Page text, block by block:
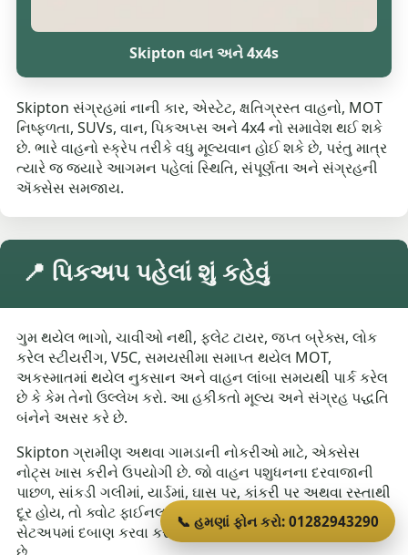
Skipton વાન અને 4x4s
Skipton સંગ્રહમાં નાની કાર, એસ્ટેટ, ક્ષતિગ્રસ્ત વાહનો, MOT
નિષ્ફળતા, SUVs, વાન, પિકઅપ્સ અને 4x4 નો સમાવેશ થઈ શકે
છે. ભારે વાહનો સ્ક્રેપ તરીકે વધુ મૂલ્યવાન હોઈ શકે છે, પરંતુ માત્ર
ત્યારે જ જ્યારે આગમન પહેલાં સ્થિતિ, સંપૂર્ણતા અને સંગ્રહની
ઍક્સેસ સમજાય.
📍 પિકઅપ પહેલાં શું કહેવું
ગુમ થયેલ ભાગો, ચાવીઓ નથી, ફ્લેટ ટાયર, જપ્ત બ્રેક્સ, લોક
કરેલ સ્ટીયરીંગ, V5C, સમયસીમા સમાપ્ત થયેલ MOT,
અકસ્માતમાં થયેલ નુકસાન અને વાહન લાંબા સમયથી પાર્ક કરેલ
છે કે કેમ તેનો ઉલ્લેખ કરો. આ હકીકતો મૂલ્ય અને સંગ્રહ પદ્ધતિ
બંનેને અસર કરે છે.
Skipton ગ્રામીણ અથવા ગામડાની નોકરીઓ માટે, એક્સેસ
નોટ્સ ખાસ કરીને ઉપયોગી છે. જો વાહન પશુધનના દરવાજાની
પાછળ, સાંકડી ગલીમાં, યાર્ડમાં, ઘાસ પર, કાંકરી પર અથવા રસ્તાથી
દૂર હોય, તો ક્વોટ ફાઈનલ થાય તે પહેલા કહો. સંગ્રહને ખોટા
સેટઅપમાં દબાણ કરવા કરતાં યોગ્ય રીતે આયોજન કરવું વધુ સારું
📞 હમણાં ફોન કરો: 01282943290